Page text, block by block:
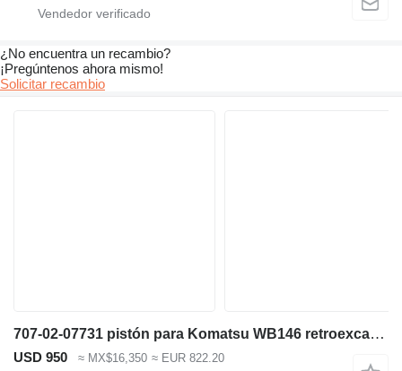
¿No encuentra un recambio?
¡Pregúntenos ahora mismo!
Solicitar recambio
707-02-07731 pistón para Komatsu WB146 retroexcavadora
USD 950 ≈ MX$16,350 ≈ EUR 822.20